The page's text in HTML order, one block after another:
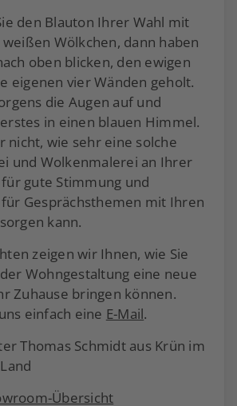
den Blauton Ihrer Wahl mit
Wölkchen, dann haben
oben blicken, den ewigen
eigenen vier Wänden geholt.
die Augen auf und
in einen blauen Himmel.
nicht, wie sehr eine solche
und Wolkenmalerei an Ihrer
gute Stimmung und
Gesprächsthemen mit Ihren
kann.
zeigen wir Ihnen, wie Sie
Wohngestaltung eine neue
Zuhause bringen können.
einfach eine E-Mail.
Thomas Schmidt aus Krün im
Übersicht